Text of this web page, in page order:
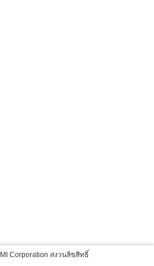
Corporation สงวนลิขสิทธิ์